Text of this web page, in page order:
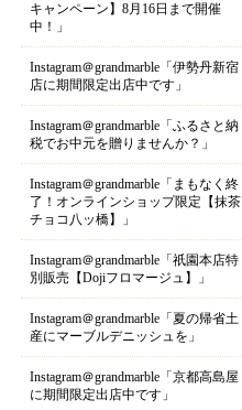
キャンペーン】8月16日まで開催
中！」
Instagram＠grandmarble「伊勢丹新宿
店に期間限定出店中です」
Instagram＠grandmarble「ふるさと納
税でお中元を贈りませんか？」
Instagram＠grandmarble「まもなく終
了！オンラインショップ限定【抹茶
チョコ八ッ橋】」
Instagram＠grandmarble「祇園本店特
別販売【Dojiフロマージュ】」
Instagram＠grandmarble「夏の帰省土
産にマーブルデニッシュを」
Instagram＠grandmarble「京都高島屋
に期間限定出店中です」